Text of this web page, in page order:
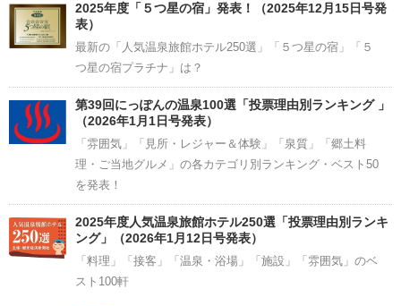
2025年度「５つ星の宿」発表！（2025年12月15日号発
表）
最新の「人気温泉旅館ホテル250選」「５つ星の宿」「５
つ星の宿プラチナ」は？
第39回にっぽんの温泉100選「投票理由別ランキング 」
（2026年1月1日号発表）
「雰囲気」「見所・レジャー＆体験」「泉質」「郷土料
理・ご当地グルメ」の各カテゴリ別ランキング・ベスト50
を発表！
2025年度人気温泉旅館ホテル250選「投票理由別ランキ
ング」（2026年1月12日号発表）
「料理」「接客」「温泉・浴場」「施設」「雰囲気」のベ
スト100軒